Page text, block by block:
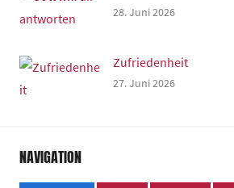
28. Juni 2026
Zufriedenheit
27. Juni 2026
NAVIGATION